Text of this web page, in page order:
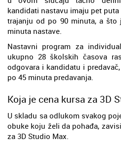
kandidati nastavu imaju pet
trajanju od po 90 minuta, a što
minuta nastave.
Nastavni program za
ukupno 28 školskih časova
odgovara i kandidatu i
po 45 minuta predavanja.
Koja je cena kursa za 3D
U skladu sa odlukom svakog
obuke koju želi da pohađa,
za 3D Studio Max.